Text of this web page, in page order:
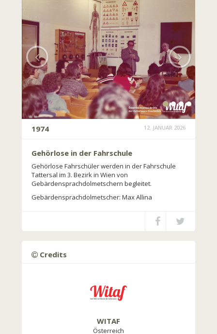
1974 12. JANUAR 2026
Gehörlose in der Fahrschule
Gehörlose Fahrschüler werden in der Fahrschule
Tattersal im 3. Bezirk in Wien von
Gebärdensprachdolmetschern begleitet.
Gebärdensprachdolmetscher: Max Allina
Credits
WITAF
Österreich